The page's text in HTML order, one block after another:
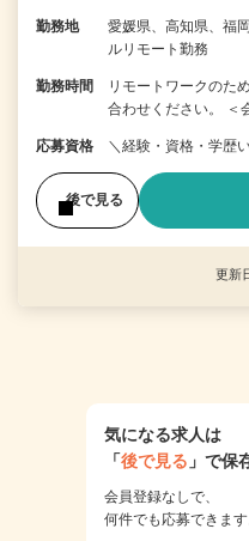
勤務地
愛媛県、高知県、福
ルリモート勤務
勤務時間
リモートワークのた
合わせください。 ＜
応募資格 ＼経験・資格・学歴
後で見る
更新
気になる求人は
「後で見る 」で保
会員登録なしで、
何件でも応募できます